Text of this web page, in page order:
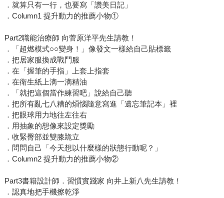
．就算只有一行，也要寫「讚美日記」
．Column1 提升動力的推薦小物①
Part2職能治療師 向菅原洋平先生請教！
．「超燃模式○○變身！」像發文一樣給自己貼標籤
．把居家服換成戰鬥服
．在「握筆的手指」上套上指套
．在衛生紙上滴一滴精油
．「就把這個當作練習吧」說給自己聽
．把所有亂七八糟的煩惱隨意寫進「遺忘筆記本」裡
．把眼球用力地往左往右
．用抽象的想像來設定獎勵
．收緊臀部並雙膝跪立
．問問自己「今天想以什麼樣的狀態行動呢？」
．Column2 提升動力的推薦小物②
Part3書籍設計師．習慣實踐家 向井上新八先生請教！
．認真地把手機擦乾淨